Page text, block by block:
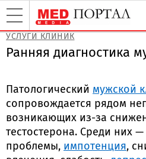
УСЛУГИ КЛИНИК
Ранняя диагностика
Патологический мужской
сопровождается рядом
возникающих из-за
тестостерона. Среди них —
проблемы, импотенция,